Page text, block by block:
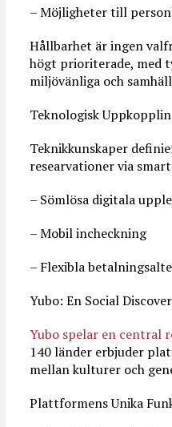
– Möjligheter till
Hållbarhet är ingen
högt prioriterade, med
miljövänliga och
Teknologisk
Teknikkunskaper
researvationer via
– Sömlösa digitala
– Mobil incheckning
– Flexibla
Yubo: En Social
Yubo spelar en central
140 länder erbjuder
mellan kulturer och
Plattformens Unika